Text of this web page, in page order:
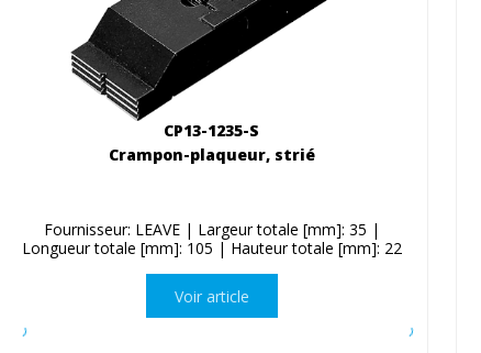
CP13-1235-S
Crampon-plaqueur, strié
Fournisseur: LEAVE | Largeur totale [mm]: 35 |
Longueur totale [mm]: 105 | Hauteur totale [mm]: 22
Voir article